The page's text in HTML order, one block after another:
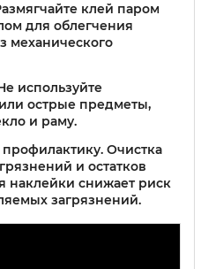
клей паром
для облегчения
механического
используйте
острые предметы,
и раму.
Очистка
и остатков
наклейки снижает риск
загрязнений.